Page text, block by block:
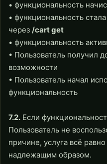
• функциональность
• функциональность
через /cart get
• функциональность
• Пользователь получил
возможности
• Пользователь начал
функциональность
7.2. Если
Пользователь не
причине, услуга всё
надлежащим образом.